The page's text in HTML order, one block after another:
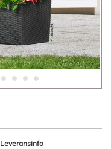
Leveransinfo